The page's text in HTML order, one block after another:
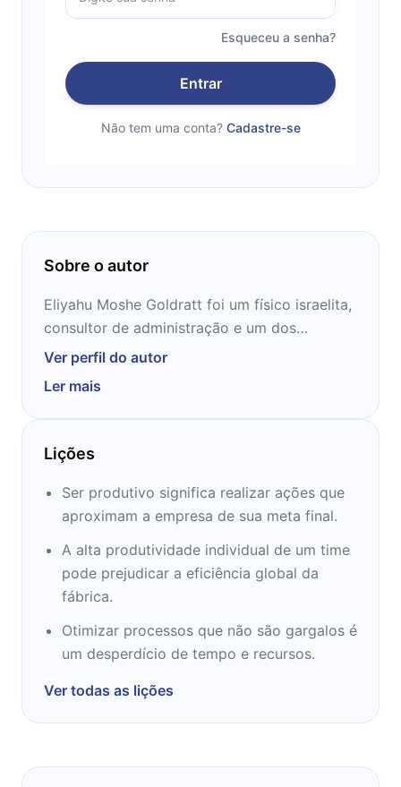
Esqueceu a senha?
Entrar
Não tem uma conta? Cadastre-se
Sobre o autor
Eliyahu Moshe Goldratt foi um físico israelita,
consultor de administração e um dos
proponentes da Teoria das Restrições. Como
método científico para resolver os problemas
das organizações. Sempre escrevendo livros
de negócios em forma de ficção, explorou
conceitos de contabilidade, administração,
produtividade e eficiência em seus livros.
Ver perfil do autor
Ler mais
Lições
Ser produtivo significa realizar ações que
aproximam a empresa de sua meta final.
A alta produtividade individual de um time
pode prejudicar a eficiência global da
fábrica.
Otimizar processos que não são gargalos é
um desperdício de tempo e recursos.
Ver todas as lições